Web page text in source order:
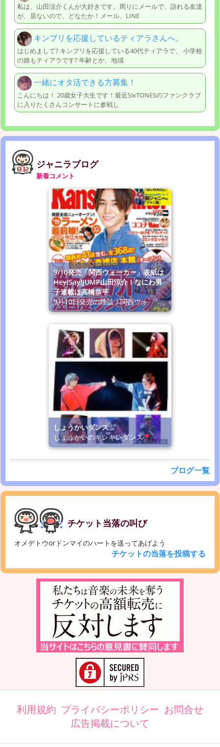
私は、山田涼介くんが大好きです。周りにメールで、語れる友達
が、居ないので、どなたか！メール、LINE
キンプリを応援しているティアラさんへ。
はじめまして? キンプリを応援している40代ティアラで、 小学校
の娘もティアラです? 年齢とか、地域
一緒にオタ活できる方募集！
こんにちは！ 20歳女子大生です！最近SixTONESのファンクラブ
に入りたくさんコンサートに参戦し
ジャニラブログ
新着コメント
9/10発売「関西ウォーカー」表紙は
Hey!Say!JUMP山田涼介！なにわ男
子連載は高橋恭平
9月10日発売の雑誌「関西ウォ
しょうかいダンス
しょうかいのキレキレダンス
ブログ一覧
チケット当落の叫び
オメデトウorドンマイのハートを送ってあげよう
チケットの当落を投稿する
利用規約 プライバシーポリシー お問合せ
広告掲載について